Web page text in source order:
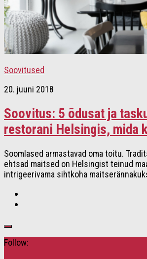
Soovitused
20. juuni 2018
Soovitus: 5 õdusat ja
restorani Helsingis, mida
Soomlased armastavad oma toitu.
ehtsad maitsed on Helsingist teinud
intrigeerivama sihtkoha
Follow: